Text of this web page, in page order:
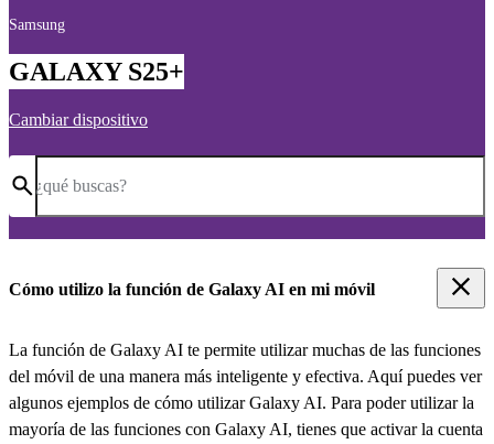
Samsung
GALAXY S25+
Cambiar dispositivo
¿qué buscas?
Cómo utilizo la función de Galaxy AI en mi móvil
La función de Galaxy AI te permite utilizar muchas de las funciones
del móvil de una manera más inteligente y efectiva. Aquí puedes ver
algunos ejemplos de cómo utilizar Galaxy AI. Para poder utilizar la
mayoría de las funciones con Galaxy AI, tienes que activar la cuenta